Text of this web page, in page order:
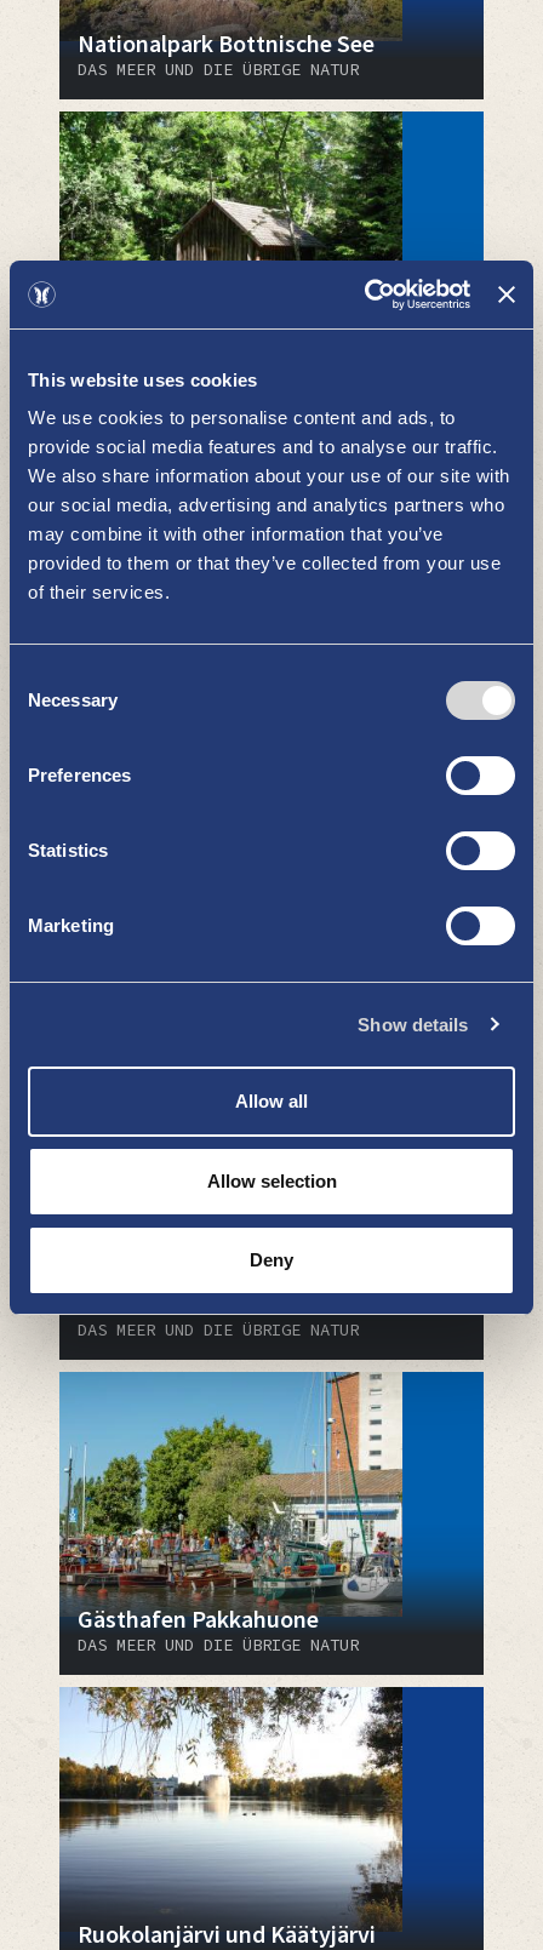
This website uses cookies
We use cookies to personalise content and ads, to
provide social media features and to analyse our traffic.
We also share information about your use of our site with
our social media, advertising and analytics partners who
may combine it with other information that you’ve
provided to them or that they’ve collected from your use
of their services.
Selection
Necessary
Preferences
Statistics
Marketing
Show details
Allow all
Allow selection
Deny
Nationalpark Bottnische See
DAS MEER UND DIE ÜBRIGE NATUR
DAS MEER UND DIE ÜBRIGE NATUR
DAS MEER UND DIE ÜBRIGE NATUR
Kasarminlahti
Pietarinkari
DAS MEER UND DIE ÜBRIGE NATUR
Gästhafen Pakkahuone
DAS MEER UND DIE ÜBRIGE NATUR
Ruokolanjärvi und Käätyjärvi